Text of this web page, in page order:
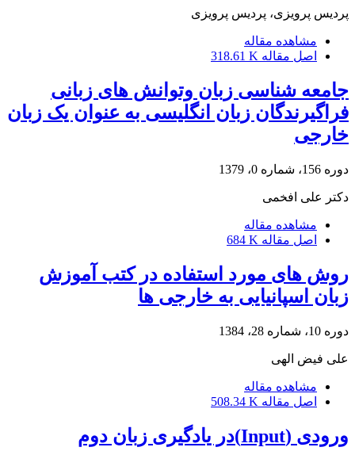
پردیس پرویزی، پردیس پرویزی
مشاهده مقاله
اصل مقاله 318.61 K
جامعه شناسی زبان وتوانش های زبانی
فراگیرندگان زبان انگلیسی به عنوان یک زبان
خارجی
دوره 156، شماره 0، 1379
دکتر علی افخمی
مشاهده مقاله
اصل مقاله 684 K
روش های مورد استفاده در کتب آموزش
زبان اسپانیایی به خارجی ها
دوره 10، شماره 28، 1384
علی فیض الهی
مشاهده مقاله
اصل مقاله 508.34 K
ورودی (Input)در یادگیری زبان دوم